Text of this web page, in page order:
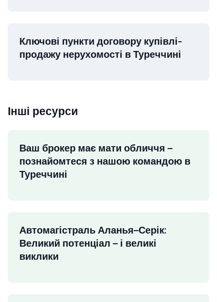
Ключові пункти договору купівлі-
продажу нерухомості в Туреччині
Інші ресурси
Ваш брокер має мати обличчя –
познайомтеся з нашою командою в
Туреччині
Автомагістраль Аланья–Серік:
Великий потенціал – і великі
виклики